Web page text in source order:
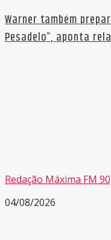
Warner também
Pesadelo”, aponta
Redação Máxima FM
04/08/2026